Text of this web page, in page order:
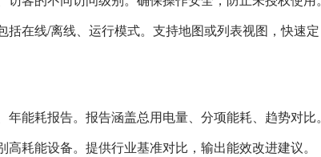
括在线/离线、运行模式。支持地图或列表视图，快速定
能耗报告。报告涵盖总用电量、分项能耗、趋势对比。
耗能设备。提供行业基准对比，输出能效改进建议。